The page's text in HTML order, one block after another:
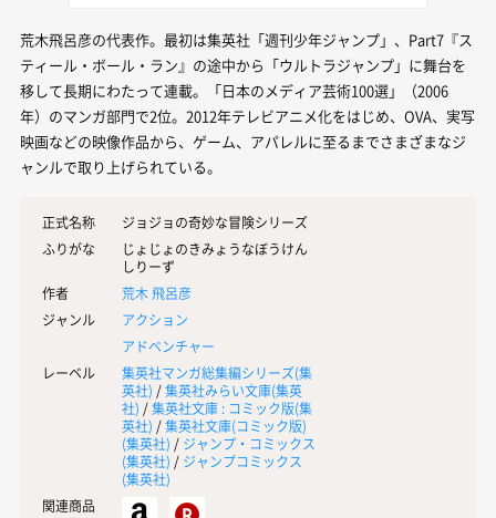
荒木飛呂彦の代表作。最初は集英社「週刊少年ジャンプ」、Part7『ス
ティール・ボール・ラン』の途中から「ウルトラジャンプ」に舞台を
移して長期にわたって連載。「日本のメディア芸術100選」（2006
年）のマンガ部門で2位。2012年テレビアニメ化をはじめ、OVA、実写
映画などの映像作品から、ゲーム、アパレルに至るまでさまざまなジ
ャンルで取り上げられている。
正式名称
ジョジョの奇妙な冒険シリーズ
ふりがな
じょじょのきみょうなぼうけん
しりーず
作者
荒木 飛呂彦
ジャンル
アクション
アドベンチャー
レーベル
集英社マンガ総集編シリーズ(集
英社) /集英社みらい文庫(集英
社) /集英社文庫 : コミック版(集
英社) /集英社文庫(コミック版)
(集英社) / ジャンプ・コミックス
(集英社) / ジャンプコミックス
(集英社)
関連商品